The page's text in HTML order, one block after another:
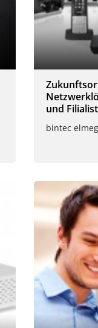
und
bintec